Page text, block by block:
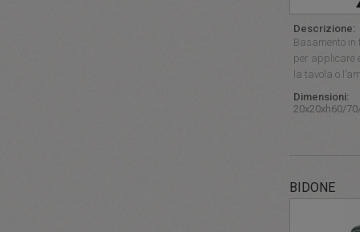
Descrizione:
Basamento in
per applicare
la tavola o
Dimensioni:
20x20xh60/
BIDONE